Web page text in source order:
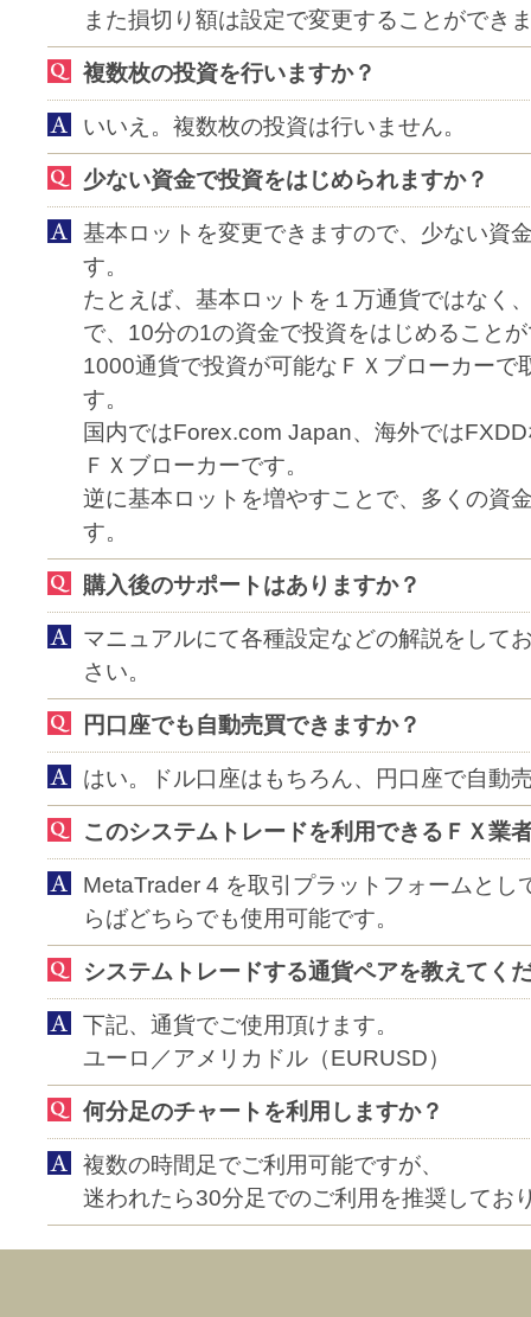
また損切り額は設定で変更することができ
複数枚の投資を行いますか？
いいえ。複数枚の投資は行いません。
少ない資金で投資をはじめられますか？
基本ロットを変更できますので、少ない資
す。
たとえば、基本ロットを１万通貨ではなく
で、10分の1の資金で投資をはじめること
1000通貨で投資が可能なＦＸブローカーで
す。
国内ではForex.com Japan、海外では
ＦＸブローカーです。
逆に基本ロットを増やすことで、多くの資
す。
購入後のサポートはありますか？
マニュアルにて各種設定などの解説をして
さい。
円口座でも自動売買できますか？
はい。ドル口座はもちろん、円口座で自動
このシステムトレードを利用できるＦＸ業
MetaTrader 4 を取引プラットフォームとし
らばどちらでも使用可能です。
システムトレードする通貨ペアを教えてく
下記、通貨でご使用頂けます。
ユーロ／アメリカドル（EURUSD）
何分足のチャートを利用しますか？
複数の時間足でご利用可能ですが、
迷われたら30分足でのご利用を推奨してお